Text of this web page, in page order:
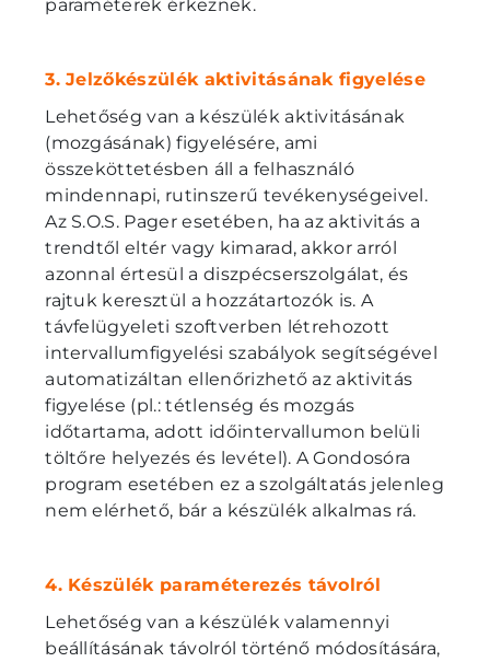
paraméterek érkeznek.
3. Jelzőkészülék aktivitásának figyelése
Lehetőség van a készülék aktivitásának
(mozgásának) figyelésére, ami
összeköttetésben áll a felhasználó
mindennapi, rutinszerű tevékenységeivel.
Az S.O.S. Pager esetében, ha az aktivitás a
trendtől eltér vagy kimarad, akkor arról
azonnal értesül a diszpécserszolgálat, és
rajtuk keresztül a hozzátartozók is. A
távfelügyeleti szoftverben létrehozott
intervallumfigyelési szabályok segítségével
automatizáltan ellenőrizhető az aktivitás
figyelése (pl.: tétlenség és mozgás
időtartama, adott időintervallumon belüli
töltőre helyezés és levétel). A Gondosóra
program esetében ez a szolgáltatás jelenleg
nem elérhető, bár a készülék alkalmas rá.
4. Készülék paraméterezés távolról
Lehetőség van a készülék valamennyi
beállításának távolról történő módosítására,